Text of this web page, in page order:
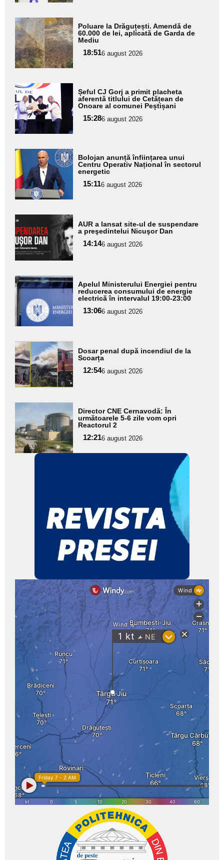
Adaugă
aici textul
pentru
subtitlu
Poluare la Drăguțești. Amendă de
60.000 de lei, aplicată de Garda de
Mediu
18:516 august 2026
Adaugă
aici textul
pentru
subtitlu
Șeful CJ Gorj a primit placheta
aferentă titlului de Cetățean de
Onoare al comunei Peștișani
15:286 august 2026
Adaugă
aici textul
pentru
subtitlu
Bolojan anunță înființarea unui
Centru Operativ Național în sectorul
energetic
15:116 august 2026
Adaugă
aici textul
pentru
subtitlu
AUR a lansat site-ul de suspendare
a preşedintelui Nicuşor Dan
14:146 august 2026
Adaugă
aici textul
pentru
subtitlu
Apelul Ministerului Energiei pentru
reducerea consumului de energie
electrică în intervalul 19:00-23:00
13:066 august 2026
Adaugă
aici textul
pentru
subtitlu
Dosar penal după incendiul de la
Scoarța
12:546 august 2026
Adaugă
aici textul
pentru
subtitlu
Director CNE Cernavodă: În
următoarele 5-6 zile vom opri
Reactorul 2
12:216 august 2026